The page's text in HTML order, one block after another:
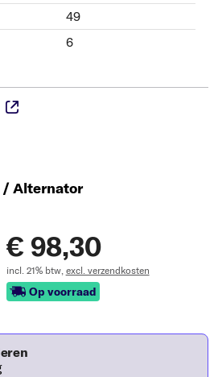
49
6
/ Alternator
€ 98,30
incl. 21% btw, excl. verzendkosten
Op voorraad